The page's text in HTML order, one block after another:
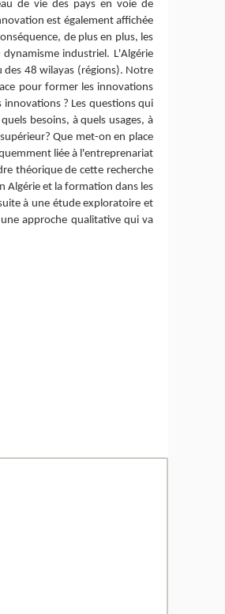
de vie des pays en voie de
est également affichée
de plus en plus, les
industriel. L'Algérie
des 48 wilayas (régions). Notre
pour former les innovations
? Les questions qui
besoins, à quels usages, à
Que met-on en place
liée à l'entreprenariat
théorique de cette recherche
Algérie et la formation dans les
à une étude exploratoire et
approche qualitative qui va